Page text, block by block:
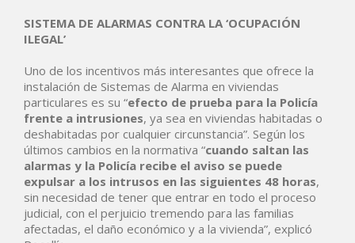
SISTEMA DE ALARMAS CONTRA LA ‘OCUPACIÓN
ILEGAL’
Uno de los incentivos más interesantes que ofrece la
instalación de Sistemas de Alarma en viviendas
particulares es su “efecto de prueba para la Policía
frente a intrusiones, ya sea en viviendas habitadas o
deshabitadas por cualquier circunstancia”. Según los
últimos cambios en la normativa “cuando saltan las
alarmas y la Policía recibe el aviso se puede
expulsar a los intrusos en las siguientes 48 horas,
sin necesidad de tener que entrar en todo el proceso
judicial, con el perjuicio tremendo para las familias
afectadas, el daño económico y a la vivienda”, explicó